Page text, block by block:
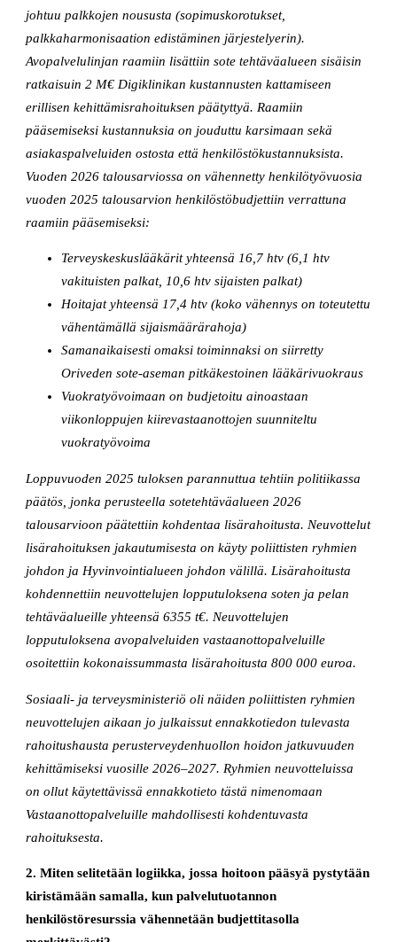
johtuu palkkojen noususta (sopimuskorotukset,
palkkaharmonisaation edistäminen järjestelyerin).
Avopalvelulinjan raamiin lisättiin sote tehtäväalueen sisäisin
ratkaisuin 2 M€ Digiklinikan kustannusten kattamiseen
erillisen kehittämisrahoituksen päätyttyä. Raamiin
pääsemiseksi kustannuksia on jouduttu karsimaan sekä
asiakaspalveluiden ostosta että henkilöstökustannuksista.
Vuoden 2026 talousarviossa on vähennetty henkilötyövuosia
vuoden 2025 talousarvion henkilöstöbudjettiin verrattuna
raamiin pääsemiseksi:
Terveyskeskuslääkärit yhteensä 16,7 htv (6,1 htv
vakituisten palkat, 10,6 htv sijaisten palkat)
Hoitajat yhteensä 17,4 htv (koko vähennys on toteutettu
vähentämällä sijaismäärärahoja)
Samanaikaisesti omaksi toiminnaksi on siirretty
Oriveden sote-aseman pitkäkestoinen lääkärivuokraus
Vuokratyövoimaan on budjetoitu ainoastaan
viikonloppujen kiirevastaanottojen suunniteltu
vuokratyövoima
Loppuvuoden 2025 tuloksen parannuttua tehtiin politiikassa
päätös, jonka perusteella sotetehtäväalueen 2026
talousarvioon päätettiin kohdentaa lisärahoitusta. Neuvottelut
lisärahoituksen jakautumisesta on käyty poliittisten ryhmien
johdon ja Hyvinvointialueen johdon välillä. Lisärahoitusta
kohdennettiin neuvottelujen lopputuloksena soten ja pelan
tehtäväalueille yhteensä 6355 t€. Neuvottelujen
lopputuloksena avopalveluiden vastaanottopalveluille
osoitettiin kokonaissummasta lisärahoitusta 800 000 euroa.
Sosiaali- ja terveysministeriö oli näiden poliittisten ryhmien
neuvottelujen aikaan jo julkaissut ennakkotiedon tulevasta
rahoitushausta perusterveydenhuollon hoidon jatkuvuuden
kehittämiseksi vuosille 2026–2027. Ryhmien neuvotteluissa
on ollut käytettävissä ennakkotieto tästä nimenomaan
Vastaanottopalveluille mahdollisesti kohdentuvasta
rahoituksesta.
2. Miten selitetään logiikka, jossa hoitoon pääsyä pystytään
kiristämään samalla, kun palvelutuotannon
henkilöstöresurssia vähennetään budjettitasolla